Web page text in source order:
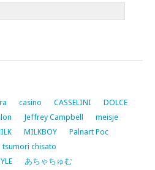
casino CASSELINI
DOLCE
Jeffrey Campbell
meisje
MILKBOY
Palnart Poc
tsumori chisato
あちゃちゅむ